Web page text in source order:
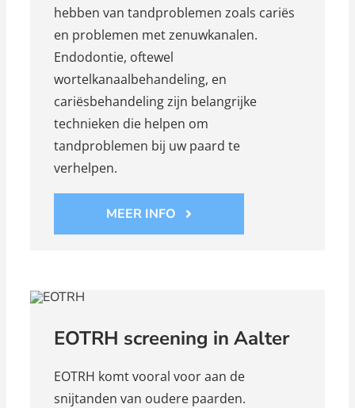
hebben van tandproblemen zoals cariës
en problemen met zenuwkanalen.
Endodontie, oftewel
wortelkanaalbehandeling, en
cariësbehandeling zijn belangrijke
technieken die helpen om
tandproblemen bij uw paard te
verhelpen.
MEER INFO
EOTRH screening in Aalter
EOTRH komt vooral voor aan de
snijtanden van oudere paarden.